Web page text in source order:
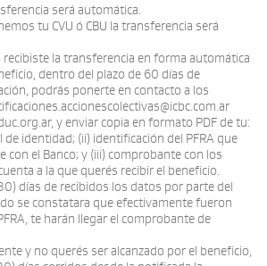
será automática.
tu CVU ó CBU la transferencia será
recibiste la transferencia en forma automática
dentro del plazo de 60 días de
podrás ponerte en contacto a los
y enviar copia en formato PDF de tu:
identidad; (ii) identificación del PFRA que
el Banco; y (iii) comprobante con los
a la que querés recibir el beneficio.
días de recibidos los datos por parte del
se constatara que efectivamente fueron
te harán llegar el comprobante de
y no querés ser alcanzado por el beneficio,